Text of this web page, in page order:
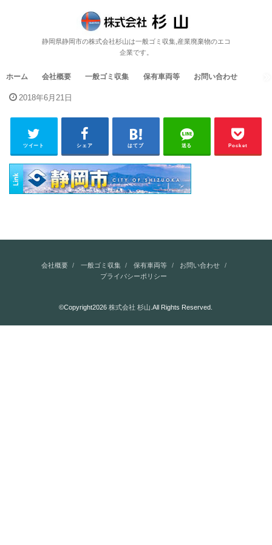
静岡県静岡市の株式会社杉山は一般ゴミ収集,産業廃棄物のエコ
企業です。
ホーム 会社概要 一般ゴミ収集 保有車両等 お問い合わせ
2018年6月21日
ツイート シェア はてブ 送る Pocket
会社概要 一般ゴミ収集 保有車両等
お問い合わせ
プライバシーポリシー
©Copyright2026株式会社 杉山 .All Rights Reserved.